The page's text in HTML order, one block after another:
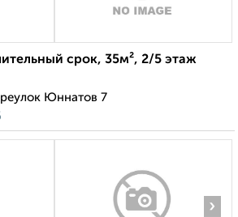
срок, 35м², 2/5 этаж
Юннатов 7
›